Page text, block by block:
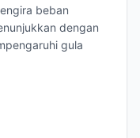
beban
dengan
gula